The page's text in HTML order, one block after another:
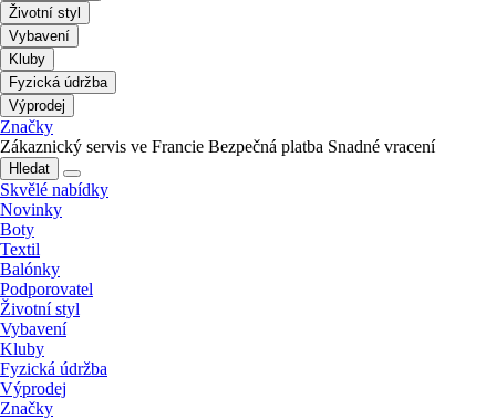
Životní styl
Vybavení
Kluby
Fyzická údržba
Výprodej
Značky
Zákaznický servis ve Francie Bezpečná platba Snadné vracení
Hledat
Skvělé nabídky
Novinky
Boty
Textil
Balónky
Podporovatel
Životní styl
Vybavení
Kluby
Fyzická údržba
Výprodej
Značky